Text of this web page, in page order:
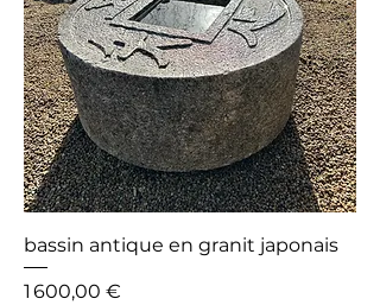
bassin antique en granit japonais
Prix
1 600,00 €